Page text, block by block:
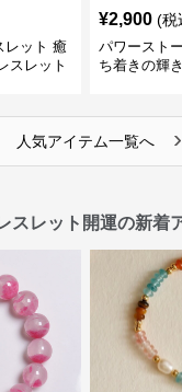
レット 癒
スレット
¥2,900 (税
パワースト
ち着きの輝
人気アイテム一覧へ ›
スレット開運の新着